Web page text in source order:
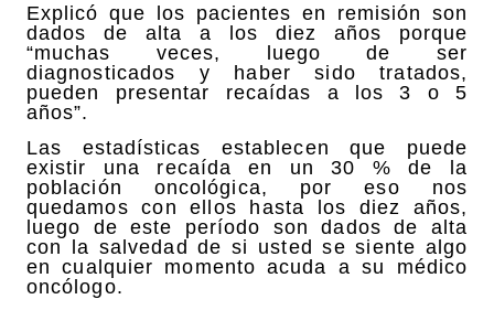
Explicó que los pacientes en remisión son
dados de alta a los diez años porque
“muchas veces, luego de ser
diagnosticados y haber sido tratados,
pueden presentar recaídas a los 3 o 5
años”.
Las estadísticas establecen que puede
existir una recaída en un 30 % de la
población oncológica, por eso nos
quedamos con ellos hasta los diez años,
luego de este período son dados de alta
con la salvedad de si usted se siente algo
en cualquier momento acuda a su médico
oncólogo.